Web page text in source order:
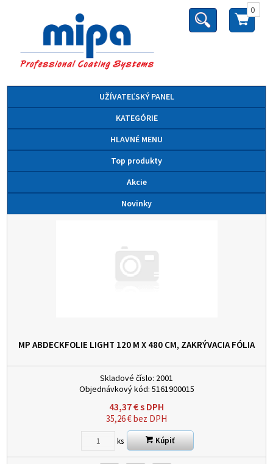
0
UŽÍVATEĽSKÝ PANEL
KATEGÓRIE
HLAVNÉ MENU
Top produkty
Akcie
Novinky
MP ABDECKFOLIE LIGHT 120 M X 480 CM, ZAKRÝVACIA FÓLIA
Skladové číslo: 2001
Objednávkový kód: 5161900015
43,37€s DPH
35,26€bez DPH
ks Kúpiť